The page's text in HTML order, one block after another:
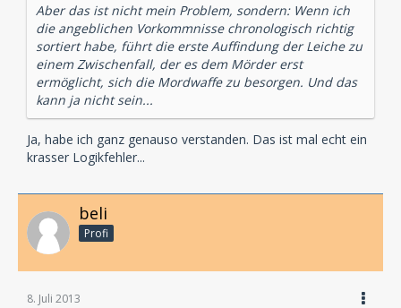
Aber das ist nicht mein Problem, sondern: Wenn ich
die angeblichen Vorkommnisse chronologisch richtig
sortiert habe, führt die erste Auffindung der Leiche zu
einem Zwischenfall, der es dem Mörder erst
ermöglicht, sich die Mordwaffe zu besorgen. Und das
kann ja nicht sein...
Ja, habe ich ganz genauso verstanden. Das ist mal echt ein
krasser Logikfehler...
beli
Profi
8. Juli 2013